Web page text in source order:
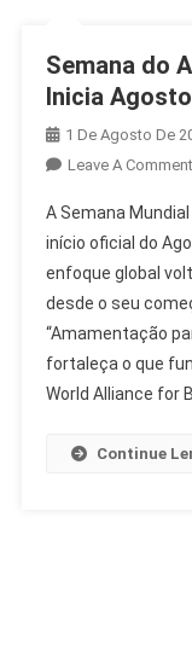
Semana do
Inicia
1 De Agosto De
Leave A Comment
A Semana
início oficial do
enfoque global
desde o seu
“Amamentação
fortaleça o que
World Alliance for
Continue